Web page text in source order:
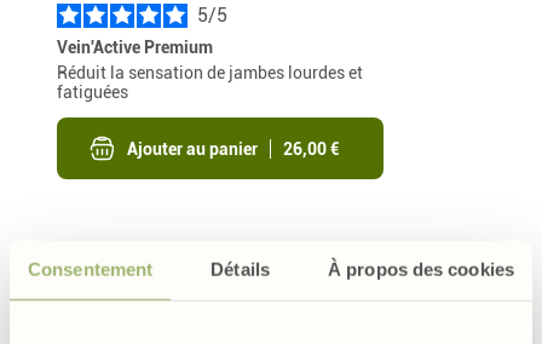
Consentement Détails À propos des cookies
5/
Vein'Active Premium
Réduit la sensation de jambes lourdes et
fatiguées
Ajouter au panier 26,00 €
Nos dossiers